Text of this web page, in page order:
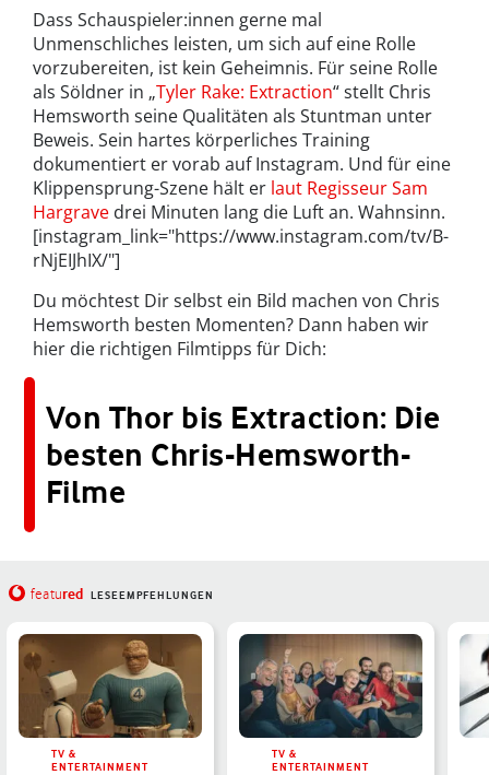
Dass Schauspieler:innen gerne mal
Unmenschliches leisten, um sich auf eine Rolle
vorzubereiten, ist kein Geheimnis. Für seine Rolle
als Söldner in „Tyler Rake: Extraction“ stellt Chris
Hemsworth seine Qualitäten als Stuntman unter
Beweis. Sein hartes körperliches Training
dokumentiert er vorab auf Instagram. Und für eine
Klippensprung-Szene hält er laut Regisseur Sam
Hargrave drei Minuten lang die Luft an. Wahnsinn.
[instagram_link="https://www.instagram.com/tv/B-
rNjEIJhIX/"]
Du möchtest Dir selbst ein Bild machen von Chris
Hemsworth besten Momenten? Dann haben wir
hier die richtigen Filmtipps für Dich:
Von Thor bis Extraction: Die
besten Chris-Hemsworth-
Filme
featured LESEEMPFEHLUNGEN
TV &
ENTERTAINMENT
TV &
ENTERTAINMENT